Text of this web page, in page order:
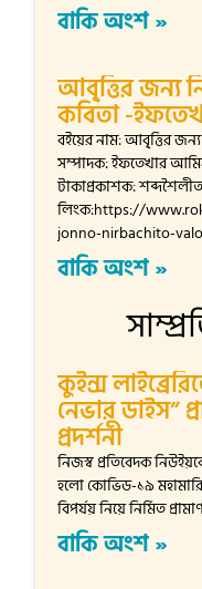
বাকি অংশ »
আবৃ্ত্তির জন্য
কবিতা -
বইয়ের নাম: আবৃ্ত্তির
সম্পাদক: ইফতেখার
টাকাপ্রকাশক:
লিংক:https://
jonno-nirbachito-
বাকি অংশ »
কুইন্স
নেভার ডাইস”
প্রদর্শনী
নিজস্ব প্রতিবেদক
হলো কোভিড-১৯
বিপর্যয় নিয়ে নির্মিত
বাকি অংশ »